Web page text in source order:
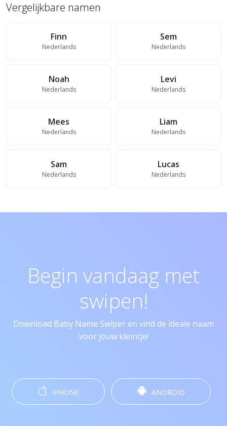
Vergelijkbare namen
Finn
Nederlands
Sem
Nederlands
Noah
Nederlands
Levi
Nederlands
Mees
Nederlands
Liam
Nederlands
Sam
Nederlands
Lucas
Nederlands
Begin vandaag met
swipen!
Download Baby Name Swiper en vind de ideale naam
voor jouw kleintje!
IPHONE ANDROID